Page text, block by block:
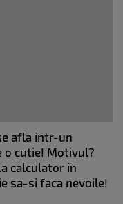
afla intr-un
o cutie! Motivul?
calculator in
sa-si faca nevoile!